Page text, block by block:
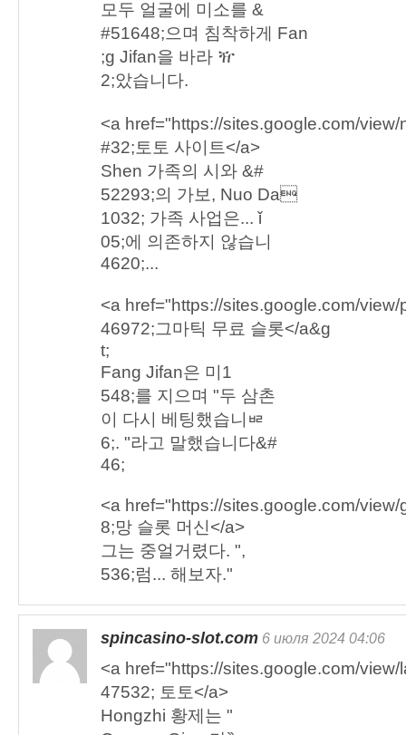
모두 얼굴에 미소를 &
#51648;으며 침착하게 Fan
;g Jifan을 바라 ዥ
2;았습니다.
<a href="https://sites.google.com/
#32;토토 사이트</a>
Shen 가족의 시와 &#
52293;의 가보, Nuo Da
1032; 가족 사업은... ǐ
05;에 의존하지 않습니
4620;...
<a href="https://sites.google.com/
46972;그마틱 무료 슬롯</a&g
t;
Fang Jifan은 미1
548;를 지으며 "두 삼촌
이 다시 베팅했습니ᇣ
6;. "라고 말했습니다&#
46;
<a href="https://sites.google.com/
8;망 슬롯 머신</a>
그는 중얼거렸다. ",
536;럼... 해보자."
spincasino-slot.com 6 июля 2024 04:06
<a href="https://sites.google.com/
47532; 토토</a>
Hongzhi 황제는 "